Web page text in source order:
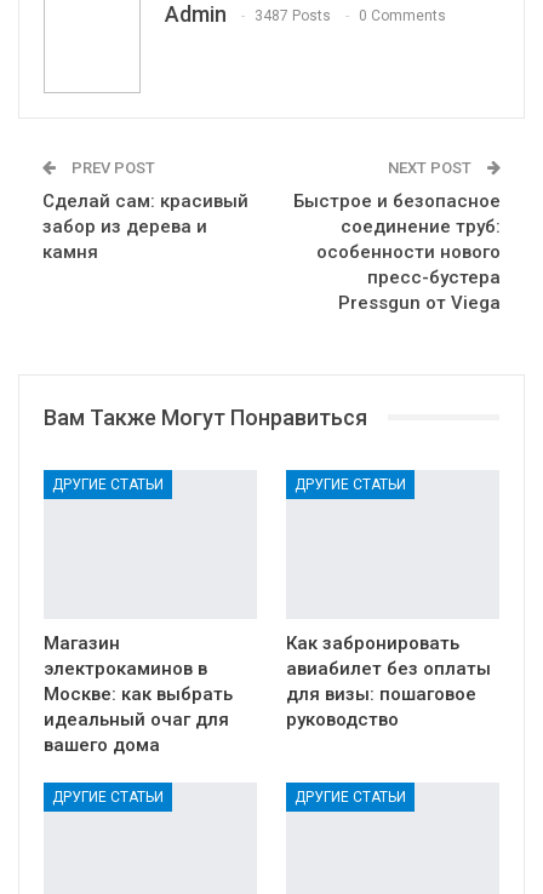
Admin 3487 Posts 0 Comments
PREV POST
Сделай сам: красивый
забор из дерева и
камня
NEXT POST
Быстрое и безопасное
соединение труб:
особенности нового
пресс-бустера
Pressgun от Viega
Вам Также Могут Понравиться
ДРУГИЕ СТАТЬИ
Магазин
электрокаминов в
Москве: как выбрать
идеальный очаг для
вашего дома
ДРУГИЕ СТАТЬИ
Как забронировать
авиабилет без оплаты
для визы: пошаговое
руководство
ДРУГИЕ СТАТЬИ ДРУГИЕ СТАТЬИ